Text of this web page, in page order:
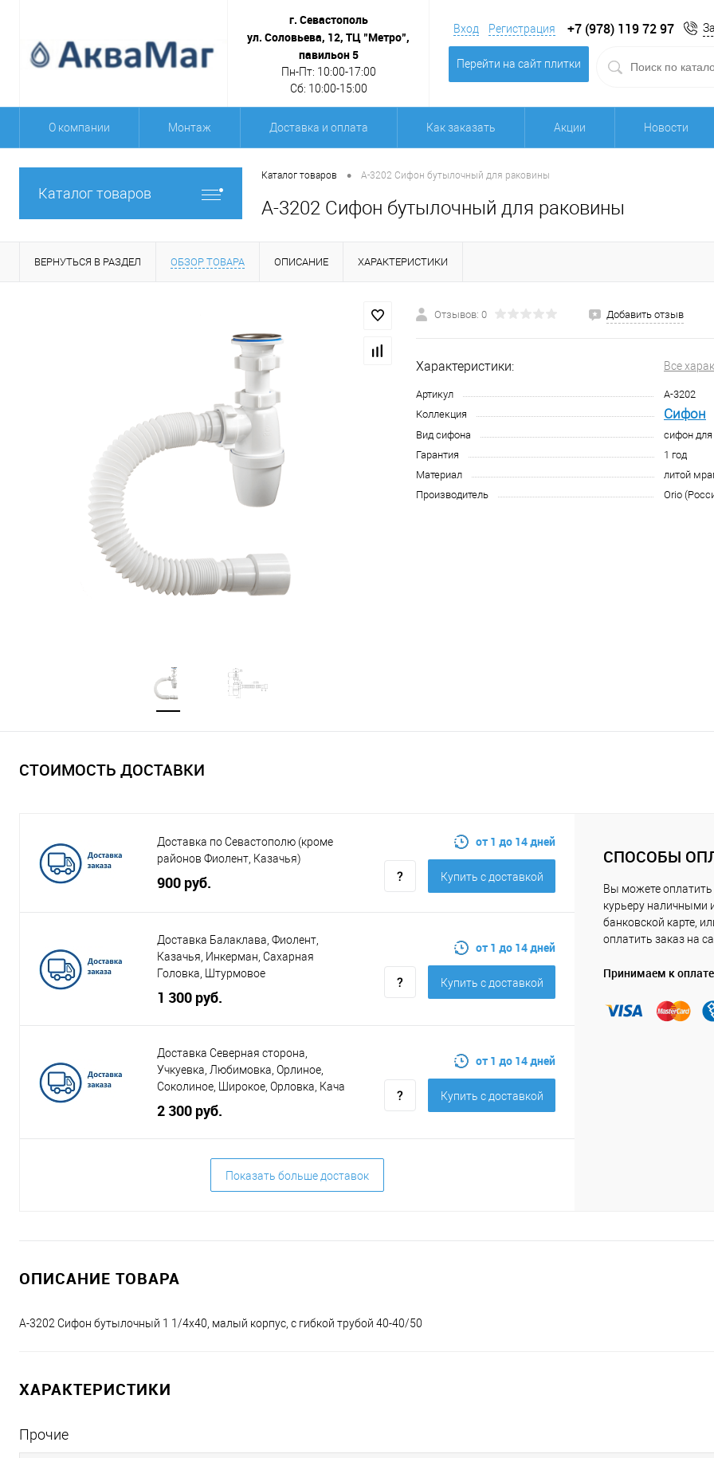
г. Севастополь
ул. Соловьева, 12, ТЦ "Метро",
павильон 5
Пн-Пт: 10:00-17:00
Сб: 10:00-15:00
Вход Регистрация +7 (978) 119 72 97
Перейти на сайт плитки
О компании Монтаж Доставка и оплата Как заказать Акции Новости
Каталог товаров
Каталог товаров • А-3202 Сифон бутылочный для раковины
А-3202 Сифон бутылочный для раковины
ВЕРНУТЬСЯ В РАЗДЕЛ ОБЗОР ТОВАРА ОПИСАНИЕ ХАРАКТЕРИСТИКИ
Отзывов: 0 Добавить отзыв
Характеристики: Все
Артикул
А-3202
Коллекция
Сифон
Вид сифона
сифон
Гарантия
1 год
Материал
литой
Производитель
Orio
СТОИМОСТЬ ДОСТАВКИ
Доставка по Севастополю (кроме
районов Фиолент, Казачья)
900 руб.
от 1 до 14 дней
Купить c доставкой
Доставка Балаклава, Фиолент,
Казачья, Инкерман, Сахарная
Головка, Штурмовое
1 300 руб.
от 1 до 14 дней
Купить c доставкой
Доставка Северная сторона,
Учкуевка, Любимовка, Орлиное,
Соколиное, Широкое, Орловка, Кача
2 300 руб.
от 1 до 14 дней
Купить c доставкой
Показать больше доставок
СПОСОБЫ
Вы можете оплатить
курьеру наличными
банковской карте,
оплатить заказ на
Принимаем к оплате
ОПИСАНИЕ ТОВАРА
А-3202 Сифон бутылочный 1 1/4x40, малый корпус, с гибкой трубой 40-40/50
ХАРАКТЕРИСТИКИ
Прочие